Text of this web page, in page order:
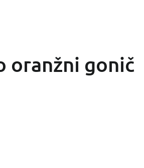
oranžni gonič